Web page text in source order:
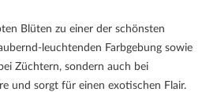
Blüten zu einer der schönsten
leuchtenden Farbgebung sowie
Züchtern, sondern auch bei
und sorgt für einen exotischen Flair.